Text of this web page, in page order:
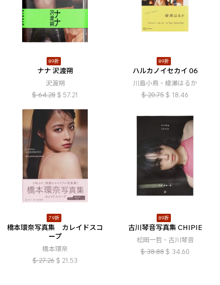
89折
ナナ 沢渡朔
沢渡朔
$ 64.28 $ 57.21
89折
ハルカノイセカイ 06
川島小鳥、綾瀬はるか
$ 20.75 $ 18.46
79折
橋本環奈写真集 カレイドスコ
ープ
橋本環奈
$ 27.26 $ 21.53
89折
古川琴音写真集 CHIPIE
松岡一哲、古川琴音
$ 38.88 $ 34.60